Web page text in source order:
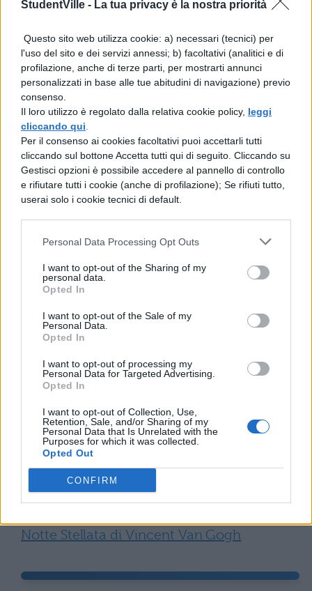
StudentVille - La tua privacy è la nostra priorità
Questo sito web utilizza cookie: a) necessari (tecnici) per
l'uso del sito e dei servizi annessi; b) facoltativi (analitici e di
profilazione, anche di terze parti, per mostrarti annunci
personalizzati in base alle tue abitudini di navigazione) previo
consenso.
Il loro utilizzo è regolato dalla relativa cookie policy, leggi
cliccando qui
Per il consenso ai cookies facoltativi puoi accettarli tutti
cliccando sul bottone Accetta tutti qui di seguito. Cliccando su
Gestisci opzioni è possibile accedere al pannello di controllo
e rifiutare tutti i cookie (anche di profilazione); Se rifiuti tutto,
userai solo i cookie tecnici di default.
Personal Data Processing Opt Outs
I want to opt-out of the Sharing of my
personal data.
Opted In
I want to opt-out of the Sale of my
Personal Data.
Opted In
I want to opt-out of processing my
Personal Data for Targeted Advertising.
Opted In
I want to opt-out of Collection, Use,
Retention, Sale, and/or Sharing of my
Personal Data that Is Unrelated with the
Purposes for which it was collected.
Opted Out
CONFIRM
soggetti di elevato impatto sociale; da
pittore e il periodo in cui questi ebbe modo
di condividere le fatiche della vita da
minatore.
VAN GOGH, I MANGIATORI
DI PATATE: TECNICA
Quel che colpisce maggiormente del
contadini sa di pancetta, fumo, vapori che si
malsano; se una stalla sa di concime va
bene, è giusto che tale sia l’odore di stalla
Da queste parole risulta come l’essenza di
questo quadro stia nel soggetto stesso,
nella fatica e nella stanchezza scolpiti nei
corpi e negli usi dei contadini, nel mangiare
patate raccolte con il proprio sudore e con
le proprie mani.
Notte Stellata di Vincent Van Gogh